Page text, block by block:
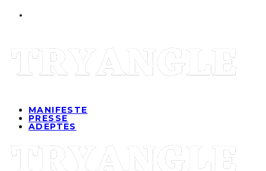
MANIFESTE
PRESSE
ADEPTES